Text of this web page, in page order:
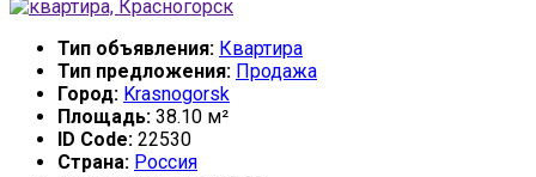
Тип объявления: Квартира
Тип предложения: Продажа
Город: Krasnogorsk
Площадь: 38.10 м²
ID Code: 22530
Страна: Россия